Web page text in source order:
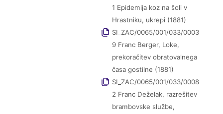
1 Epidemija koz na šoli v
Hrastniku, ukrepi (1881)
SI_ZAC/0065/001/033/0003
9 Franc Berger, Loke,
prekoračitev obratovalnega
časa gostilne (1881)
SI_ZAC/0065/001/033/0008
2 Franc Deželak, razrešitev
brambovske službe,